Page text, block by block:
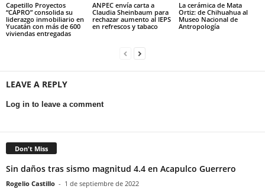
Capetillo Proyectos
“CAPRO” consolida su
liderazgo inmobiliario en
Yucatán con más de 600
viviendas entregadas
ANPEC envía carta a
Claudia Sheinbaum para
rechazar aumento al IEPS
en refrescos y tabaco
La cerámica de Mata
Ortiz: de Chihuahua al
Museo Nacional de
Antropología
LEAVE A REPLY
Log in to leave a comment
Don't Miss
Sin daños tras sismo magnitud 4.4 en Acapulco Guerrero
Rogelio Castillo - 1 de septiembre de 2022